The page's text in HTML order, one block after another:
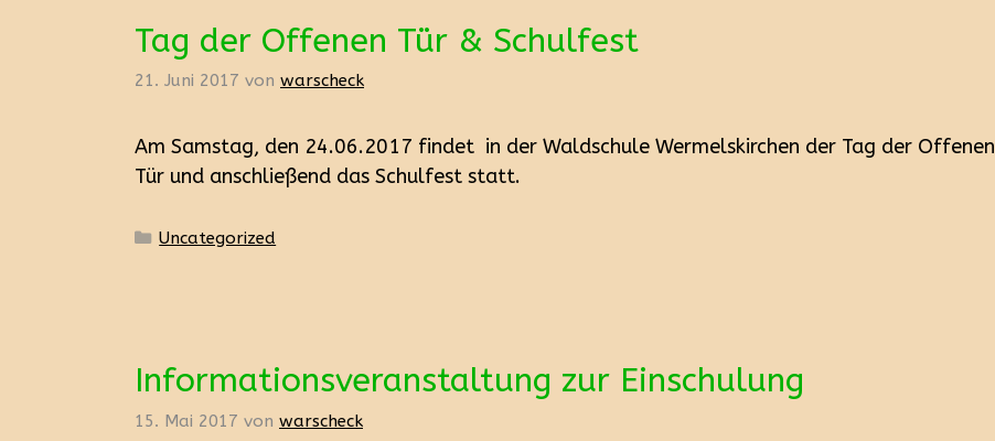
Tag der Offenen Tür & Schulfest
21. Juni 2017 von warscheck
Am Samstag, den 24.06.2017 findet in der Waldschule Wermelskirchen der Tag der Offenen
Tür und anschließend das Schulfest statt.
Kategorien
Uncategorized
Informationsveranstaltung zur Einschulung
15. Mai 2017 von warscheck